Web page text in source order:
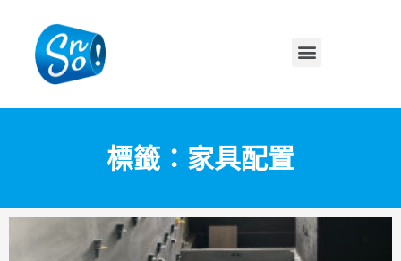
標籤：家具配置